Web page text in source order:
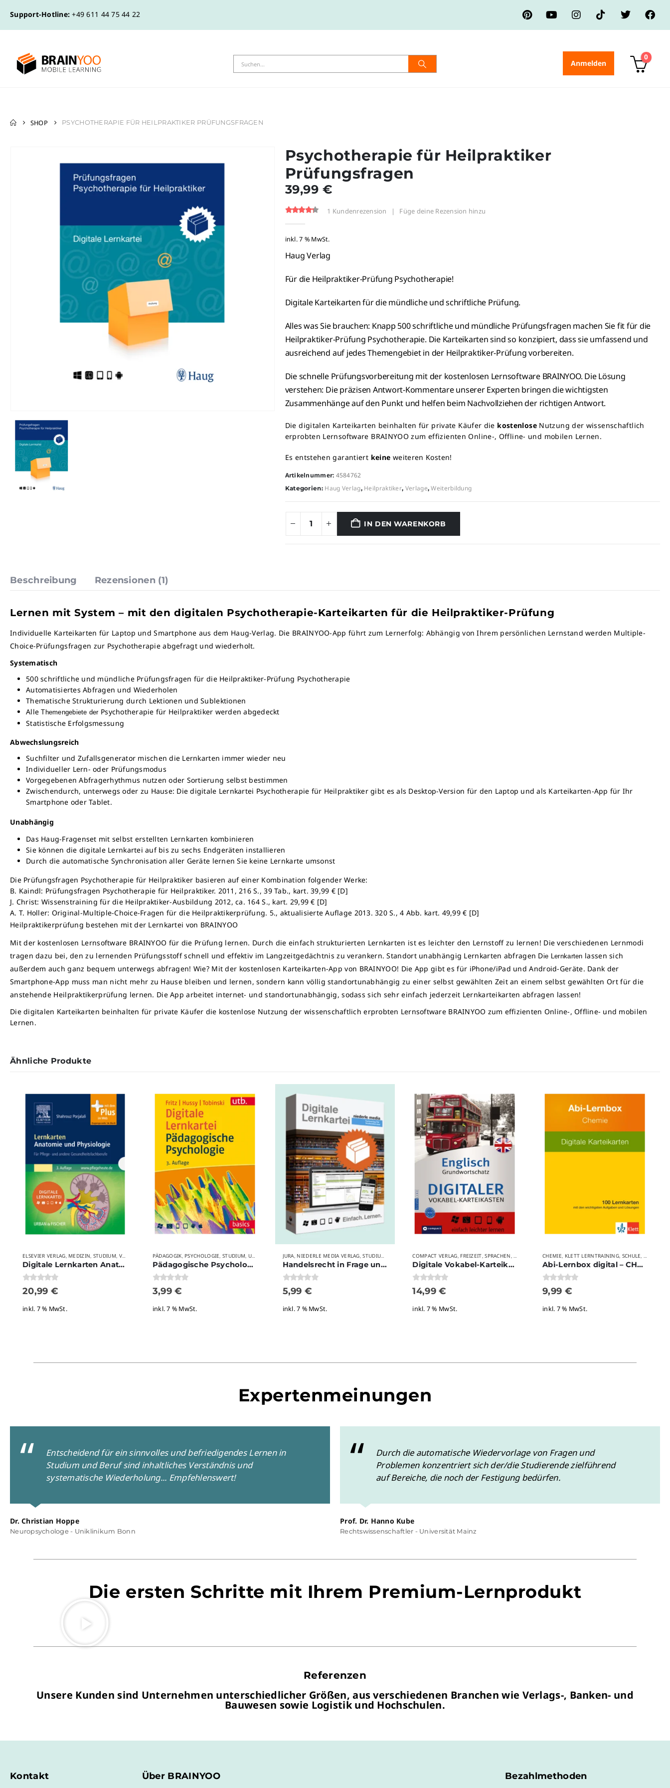
Support-Hotline: +49 611 44 75 44 22
Anmelden
0
SHOP PSYCHOTHERAPIE FÜR HEILPRAKTIKER PRÜFUNGSFRAGEN
Psychotherapie für Heilpraktiker
Prüfungsfragen
39,99€
1 Kundenrezension | Füge deine Rezension hinzu
inkl. 7 % MwSt.
Haug Verlag
Für die Heilpraktiker-Prüfung Psychotherapie!
Digitale Karteikarten für die mündliche und schriftliche Prüfung.
Alles was Sie brauchen: Knapp 500 schriftliche und mündliche Prüfungsfragen machen Sie fit für die
Heilpraktiker-Prüfung Psychotherapie. Die Karteikarten sind so konzipiert, dass sie umfassend und
ausreichend auf jedes Themengebiet in der Heilpraktiker-Prüfung vorbereiten.
Die schnelle Prüfungsvorbereitung mit der kostenlosen Lernsoftware BRAINYOO. Die Lösung
verstehen: Die präzisen Antwort-Kommentare unserer Experten bringen die wichtigsten
Zusammenhänge auf den Punkt und helfen beim Nachvollziehen der richtigen Antwort.
Die digitalen Karteikarten beinhalten für private Käufer die kostenlose Nutzung der wissenschaftlich
erprobten Lernsoftware BRAINYOO zum effizienten Online-, Offline- und mobilen Lernen.
Es entstehen garantiert keine weiteren Kosten!
Artikelnummer: 4584762
Kategorien: Haug Verlag, Heilpraktiker, Verlage,Weiterbildung
IN DEN WARENKORB
Beschreibung Rezensionen (1)
Lernen mit System – mit den digitalen Psychotherapie-Karteikarten für die Heilpraktiker-Prüfung
Individuelle Karteikarten für Laptop und Smartphone aus dem Haug-Verlag. Die BRAINYOO-App führt zum Lernerfolg: Abhängig von Ihrem persönlichen Lernstand werden Multiple-
Choice-Prüfungsfragen zur Psychotherapie abgefragt und wiederholt.
Systematisch
500 schriftliche und mündliche Prüfungsfragen für die Heilpraktiker-Prüfung Psychotherapie
Automatisiertes Abfragen und Wiederholen
Thematische Strukturierung durch Lektionen und Sublektionen
AlleThemengebiete der Psychotherapie für Heilpraktiker werden abgedeckt
Statistische Erfolgsmessung
Abwechslungsreich
Suchfilter und Zufallsgenerator mischen die Lernkarten immer wieder neu
Individueller Lern- oder Prüfungsmodus
Vorgegebenen Abfragerhythmus nutzen oder Sortierung selbst bestimmen
Zwischendurch, unterwegs oder zu Hause: Die digitale Lernkartei Psychotherapie für Heilpraktiker gibt es als Desktop-Version für den Laptop und als Karteikarten-App für Ihr
Smartphone oder Tablet.
Unabhängig
Das Haug-Fragenset mit selbst erstellten Lernkarten kombinieren
Sie können die digitale Lernkartei auf bis zu sechs Endgeräten installieren
Durch die automatische Synchronisation aller Geräte lernen Sie keine Lernkarte umsonst
Die Prüfungsfragen Psychotherapie für Heilpraktiker basieren auf einer Kombination folgender Werke:
B. Kaindl: Prüfungsfragen Psychotherapie für Heilpraktiker. 2011, 216 S., 39 Tab., kart. 39,99 € [D]
J. Christ: Wissenstraining für die Heilpraktiker-Ausbildung 2012, ca. 164 S., kart. 29,99 € [D]
A. T. Holler: Original-Multiple-Choice-Fragen für die Heilpraktikerprüfung. 5., aktualisierte Auflage 2013. 320 S., 4 Abb. kart. 49,99 € [D]
Heilpraktikerprüfung bestehen mit der Lernkartei von BRAINYOO
Mit der kostenlosen Lernsoftware BRAINYOO für die Prüfung lernen. Durch die einfach strukturierten Lernkarten ist es leichter den Lernstoff zu lernen! Die verschiedenen Lernmodi
tragen dazu bei, den zu lernenden Prüfungsstoff schnell und effektiv im Langzeitgedächtnis zu verankern. Standort unabhängig Lernkarten abfragen Die Lernkarten lassen sich
außerdem auch ganz bequem unterwegs abfragen! Wie? Mit der kostenlosen Karteikarten-App von BRAINYOO! Die App gibt es für iPhone/iPad und Android-Geräte. Dank der
Smartphone-App muss man nicht mehr zu Hause bleiben und lernen, sondern kann völlig standortunabhängig zu einer selbst gewählten Zeit an einem selbst gewählten Ort für die
anstehende Heilpraktikerprüfung lernen. Die App arbeitet internet- und standortunabhängig, sodass sich sehr einfach jederzeit Lernkarteikarten abfragen lassen!
Die digitalen Karteikarten beinhalten für private Käufer die kostenlose Nutzung der wissenschaftlich erprobten Lernsoftware BRAINYOO zum effizienten Online-, Offline- und mobilen
Lernen.
Ähnliche Produkte
ELSEVIER VERLAG, MEDIZIN, STUDIUM, VERLAGE
Digitale Lernkarten Anatomie und Physiologie
0von 5
20,99 €
inkl. 7 % MwSt.
PÄDAGOGIK, PSYCHOLOGIE,STUDIUM, UTB. VERLAGE
Pädagogische Psychologie – Fritz/Hussy/Tobinski
0von 5
3,99€
inkl. 7 % MwSt.
JURA, NIEDERLE MEDIA VERLAG,STUDIUM
Handelsrecht in Frage und Antwort
0von 5
5,99€
inkl. 7 % MwSt.
COMPACT VERLAG, FREIZEIT,SPRACHEN, VERLAGE, VOKABELTRAINER,VOKABELTRAINER
Digitale Vokabel-Karteikarten Englisch Grundwortschatz (>1400 Wörter)
0 von 5
14,99€
inkl. 7 % MwSt.
CHEMIE, KLETT LERNTRAINING, SCHULE,
Abi-Lernbox digital – CHEMIE 1.2
0von 5
9,99 €
inkl. 7 % MwSt.
Expertenmeinungen
Entscheidend für ein sinnvolles und befriedigendes Lernen in
Studium und Beruf sind inhaltliches Verständnis und
systematische Wiederholung... Empfehlenswert!
Dr. Christian Hoppe
Neuropsychologe - Uniklinikum Bonn
Durch die automatische Wiedervorlage von Fragen und
Problemen konzentriert sich der/die Studierende zielführend
auf Bereiche, die noch der Festigung bedürfen.
Prof. Dr. Hanno Kube
Rechtswissenschaftler - Universität Mainz
Die ersten Schritte mit Ihrem Premium-Lernprodukt
Referenzen
Unsere Kunden sind Unternehmen unterschiedlicher Größen, aus verschiedenen Branchen wie Verlags-, Banken- und
Bauwesen sowie Logistik und Hochschulen.
Kontakt Über BRAINYOO Bezahlmethoden